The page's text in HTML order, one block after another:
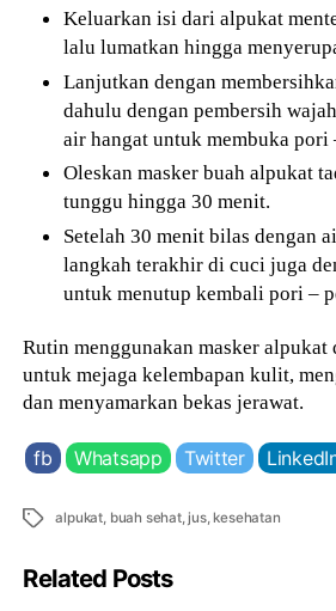
Keluarkan isi dari alpukat
lalu lumatkan hingga
Lanjutkan dengan
dahulu dengan pembersih
air hangat untuk membuka pori
Oleskan masker buah alpukat
tunggu hingga 30 menit.
Setelah 30 menit bilas dengan
langkah terakhir di cuci juga
untuk menutup kembali pori –
Rutin menggunakan masker alpukat
untuk mejaga kelembapan kulit,
dan menyamarkan bekas jerawat.
fb Whatsapp Twitter
Tags alpukat, buah sehat, jus, kesehatan
Related Posts